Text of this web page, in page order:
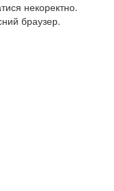
некоректно.
браузер.